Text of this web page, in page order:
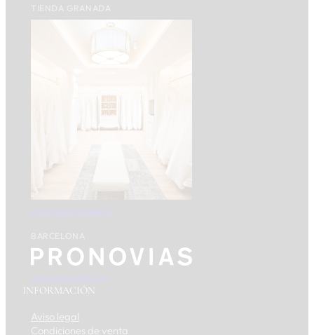
pronoviasgranada.es
www.pronovias.com
INFORMACIÓN
Aviso legal
Condiciones de venta